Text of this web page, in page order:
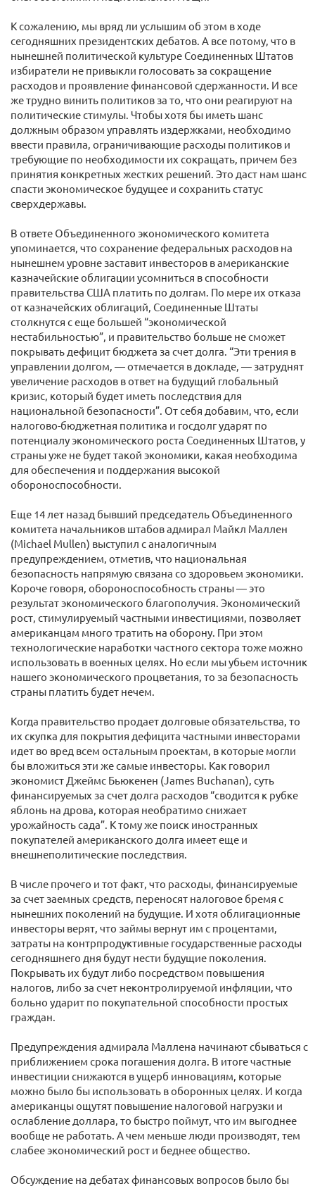
К сожалению, мы вряд ли услышим об этом в ходе
сегодняшних президентских дебатов. А все потому, что в
нынешней политической культуре Соединенных Штатов
избиратели не привыкли голосовать за сокращение
расходов и проявление финансовой сдержанности. И все
же трудно винить политиков за то, что они реагируют на
политические стимулы. Чтобы хотя бы иметь шанс
должным образом управлять издержками, необходимо
ввести правила, ограничивающие расходы политиков и
требующие по необходимости их сокращать, причем без
принятия конкретных жестких решений. Это даст нам шанс
спасти экономическое будущее и сохранить статус
сверхдержавы.
В ответе Объединенного экономического комитета
упоминается, что сохранение федеральных расходов на
нынешнем уровне заставит инвесторов в американские
казначейские облигации усомниться в способности
правительства США платить по долгам. По мере их отказа
от казначейских облигаций, Соединенные Штаты
столкнутся с еще большей “экономической
нестабильностью”, и правительство больше не сможет
покрывать дефицит бюджета за счет долга. “Эти трения в
управлении долгом, — отмечается в докладе, — затруднят
увеличение расходов в ответ на будущий глобальный
кризис, который будет иметь последствия для
национальной безопасности”. От себя добавим, что, если
налогово-бюджетная политика и госдолг ударят по
потенциалу экономического роста Соединенных Штатов, у
страны уже не будет такой экономики, какая необходима
для обеспечения и поддержания высокой
обороноспособности.
Еще 14 лет назад бывший председатель Объединенного
комитета начальников штабов адмирал Майкл Маллен
(Michael Mullen) выступил с аналогичным
предупреждением, отметив, что национальная
безопасность напрямую связана со здоровьем экономики.
Короче говоря, обороноспособность страны — это
результат экономического благополучия. Экономический
рост, стимулируемый частными инвестициями, позволяет
американцам много тратить на оборону. При этом
технологические наработки частного сектора тоже можно
использовать в военных целях. Но если мы убьем источник
нашего экономического процветания, то за безопасность
страны платить будет нечем.
Когда правительство продает долговые обязательства, то
их скупка для покрытия дефицита частными инвесторами
идет во вред всем остальным проектам, в которые могли
бы вложиться эти же самые инвесторы. Как говорил
экономист Джеймс Бьюкенен (James Buchanan), суть
финансируемых за счет долга расходов “сводится к рубке
яблонь на дрова, которая необратимо снижает
урожайность сада”. К тому же поиск иностранных
покупателей американского долга имеет еще и
внешнеполитические последствия.
В числе прочего и тот факт, что расходы, финансируемые
за счет заемных средств, переносят налоговое бремя с
нынешних поколений на будущие. И хотя облигационные
инвесторы верят, что займы вернут им с процентами,
затраты на контрпродуктивные государственные расходы
сегодняшнего дня будут нести будущие поколения.
Покрывать их будут либо посредством повышения
налогов, либо за счет неконтролируемой инфляции, что
больно ударит по покупательной способности простых
граждан.
Предупреждения адмирала Маллена начинают сбываться с
приближением срока погашения долга. В итоге частные
инвестиции снижаются в ущерб инновациям, которые
можно было бы использовать в оборонных целях. И когда
американцы ощутят повышение налоговой нагрузки и
ослабление доллара, то быстро поймут, что им выгоднее
вообще не работать. А чем меньше люди производят, тем
слабее экономический рост и беднее общество.
Обсуждение на дебатах финансовых вопросов было бы